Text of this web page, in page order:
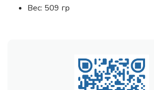
Вес: 509 гр